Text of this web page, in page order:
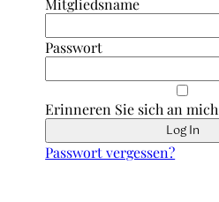
Mitgliedsname
Passwort
Erinneren Sie sich an mich
Passwort vergessen?